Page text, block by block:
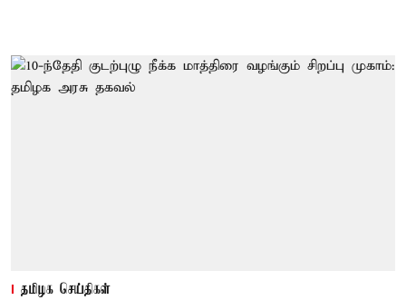
தமிழக செய்திகள்